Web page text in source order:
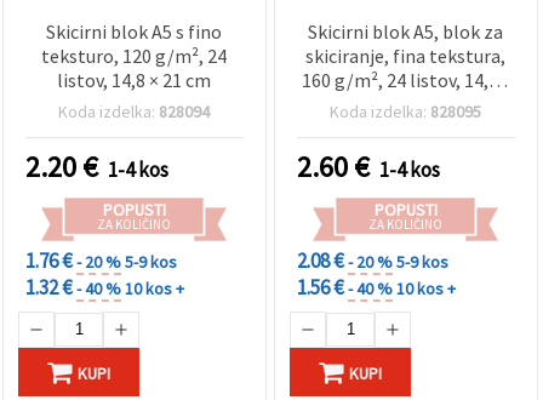
Skicirni blok A5 s fino
teksturo, 120 g/m², 24
listov, 14,8 × 21 cm
Koda izdelka: 828094
2.20€ 1-4 kos
POPUSTI
ZA KOLIČINO
1.76 €- 20 %5-9 kos
1.32 €- 40 %10 kos +
KUPI
Skicirni blok A5, blok za
skiciranje, fina tekstura,
160 g/m², 24 listov, 14,8 x
21 cm
Koda izdelka: 828095
2.60€ 1-4 kos
POPUSTI
ZA KOLIČINO
2.08 €- 20 %5-9 kos
1.56 €- 40 %10 kos +
KUPI